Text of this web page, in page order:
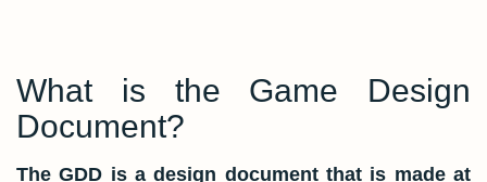
What is the Game Design
Document?
The GDD is a design document that is made at